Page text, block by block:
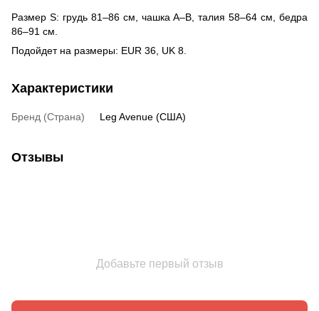
Размер S: грудь 81–86 см, чашка А–В, талия 58–64 см, бедра
86–91 см.
Подойдет на размеры: EUR 36, UK 8.
Характеристики
Бренд (Страна) Leg Avenue (США)
Отзывы
Добавьте первый отзыв